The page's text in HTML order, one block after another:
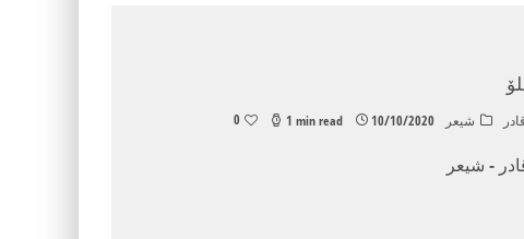
شیعر 10/10/2020
1 min read
0
- شیعر